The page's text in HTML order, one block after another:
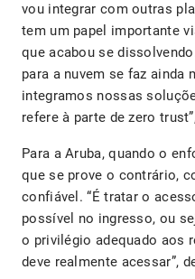
vou integrar com outras
tem um papel importante
que acabou se
para a nuvem se faz ainda
integramos nossas
refere à parte de zero
Para a Aruba, quando o
que se prove o contrário,
confiável. “É tratar o
possível no ingresso, ou
o privilégio adequado aos
deve realmente acessar”,